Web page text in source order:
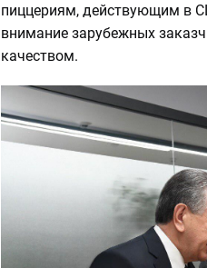
пиццериям, действующим в
внимание зарубежных
качеством.